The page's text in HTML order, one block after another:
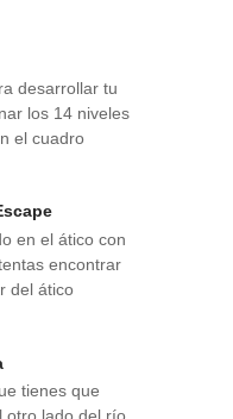
desarrollar tu
los 14 niveles
el cuadro
en el ático con
encontrar
del ático
tienes que